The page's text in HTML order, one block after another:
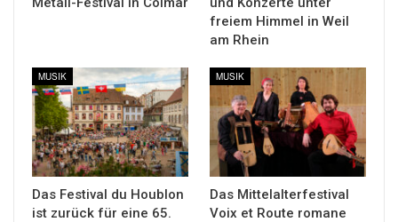
freiem Himmel in Weil
am Rhein
MUSIK
Das Festival du Houblon
ist zurück für eine 65.
MUSIK
Das Mittelalterfestival
Voix et Route romane